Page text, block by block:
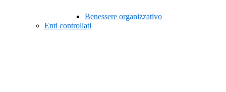
Benessere organizzativo
Enti controllati